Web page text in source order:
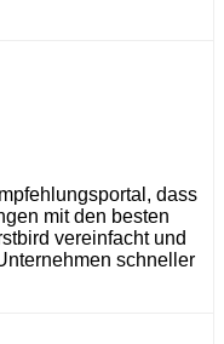
dass
mit den besten
vereinfacht und
schneller